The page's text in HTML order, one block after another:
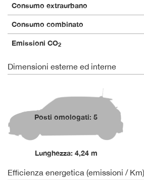
Consumo extraurbano
Consumo combinato
Emissioni CO2
Dimensioni esterne ed interne
Posti omologati: 5
Lunghezza: 4,24 m
Efficienza energetica (emissioni / Km)